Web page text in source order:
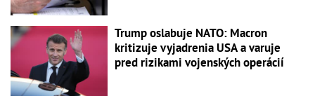
Trump oslabuje NATO: Macron
kritizuje vyjadrenia USA a varuje
pred rizikami vojenských operácií